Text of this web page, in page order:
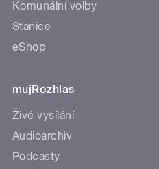
Komunální volby
Stanice
eShop
mujRozhlas
Živé vysílání
Audioarchiv
Podcasty